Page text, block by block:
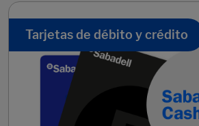
Tarjetas de débito y crédito